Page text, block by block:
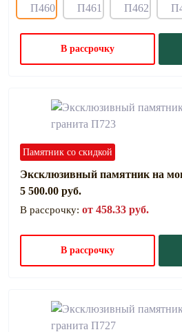
В рассрочку
Памятник со скидкой
Эксклюзивный памятник на
5 500.00 руб.
В рассрочку: от 458.33 руб.
В рассрочку